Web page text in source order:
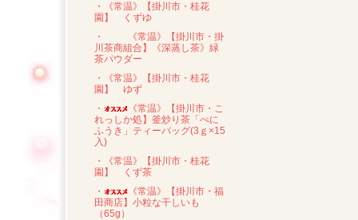
・《常温》【掛川市・桂花
園】 くずゆ
・
《常温》【掛川市・掛
川茶商組合】《深蒸し茶》緑
茶パウダー
・《常温》【掛川市・桂花
園】 ゆず
・
《常温》【掛川市・こ
れっしか処】釜炒り茶「べに
ふうき」ティーバッグ(3ｇ×15
入)
・《常温》【掛川市・桂花
園】 くず茶
・
《常温》【掛川市・福
田商店】小粒な干しいも
（65g）